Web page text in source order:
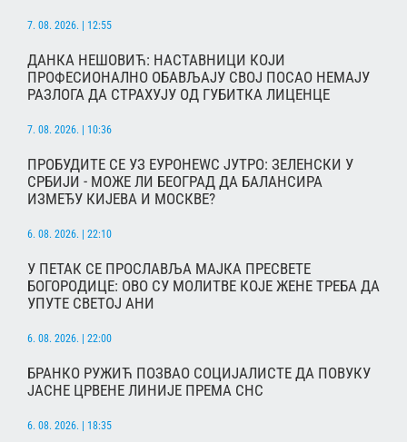
7. 08. 2026. | 12:55
ДАНКА НЕШОВИЋ: НАСТАВНИЦИ КОЈИ
ПРОФЕСИОНАЛНО ОБАВЉАЈУ СВОЈ ПОСАО НЕМАЈУ
РАЗЛОГА ДА СТРАХУЈУ ОД ГУБИТКА ЛИЦЕНЦЕ
7. 08. 2026. | 10:36
ПРОБУДИТЕ СЕ УЗ ЕУРОНЕWС ЈУТРО: ЗЕЛЕНСКИ У
СРБИЈИ - МОЖЕ ЛИ БЕОГРАД ДА БАЛАНСИРА
ИЗМЕЂУ КИЈЕВА И МОСКВЕ?
6. 08. 2026. | 22:10
У ПЕТАК СЕ ПРОСЛАВЉА МАЈКА ПРЕСВЕТЕ
БОГОРОДИЦЕ: ОВО СУ МОЛИТВЕ КОЈЕ ЖЕНЕ ТРЕБА ДА
УПУТЕ СВЕТОЈ АНИ
6. 08. 2026. | 22:00
БРАНКО РУЖИЋ ПОЗВАО СОЦИЈАЛИСТЕ ДА ПОВУКУ
ЈАСНЕ ЦРВЕНЕ ЛИНИЈЕ ПРЕМА СНС
6. 08. 2026. | 18:35